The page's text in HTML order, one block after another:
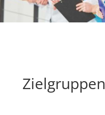
Zielgruppen